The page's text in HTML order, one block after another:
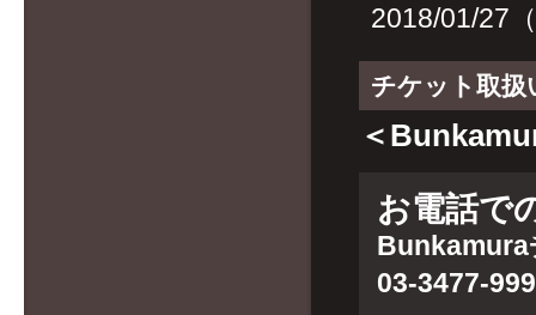
2018/01/27
チケット取扱
＜
お電話で
Bunkamura
03-3477-